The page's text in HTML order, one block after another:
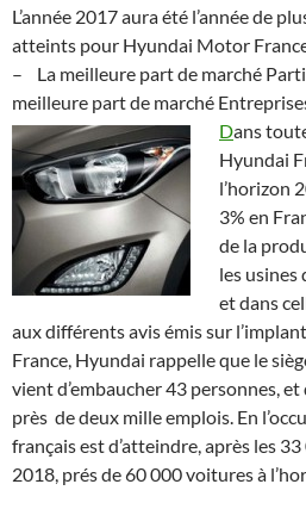
L’année 2017 aura été l’année de
atteints pour Hyundai Motor
– La meilleure part de marché
meilleure part de marché
Dans
Hyundai
l’horizon
3% en
de la
les usines
et dans
aux différents avis émis sur
France, Hyundai rappelle que le
vient d’embaucher 43 personnes,
près de deux mille emplois. En
français est d’atteindre, après les
2018, prés de 60 000 voitures à